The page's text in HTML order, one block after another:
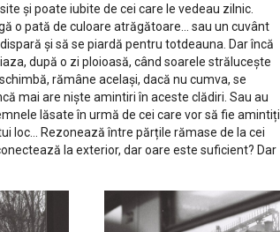
și poate iubite de cei care le vedeau zilnic.
o pată de culoare atrăgătoare... sau un cuvânt
și să se piardă pentru totdeauna. Dar încă
după o zi ploioasă, când soarele strălucește
rămâne același, dacă nu cumva, se
mai are niște amintiri în aceste clădiri. Sau au
lăsate în urmă de cei care vor să fie amintiți.
loc... Rezonează între părțile rămase de la cei
la exterior, dar oare este suficient? Dar